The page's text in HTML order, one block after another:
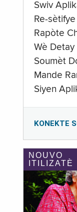
Swiv
Re-
Rapòte
Wè Detay
Soumèt
Mande
Siyen
KONEKTE
NOUVO
ITILIZATÈ